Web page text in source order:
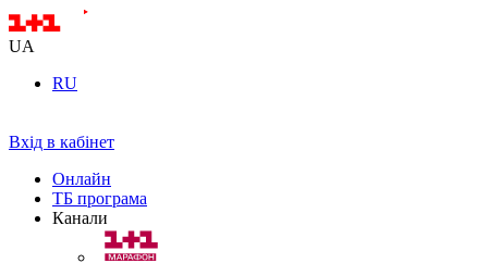
UA
RU
Вхід в кабінет
Онлайн
ТБ програма
Канали